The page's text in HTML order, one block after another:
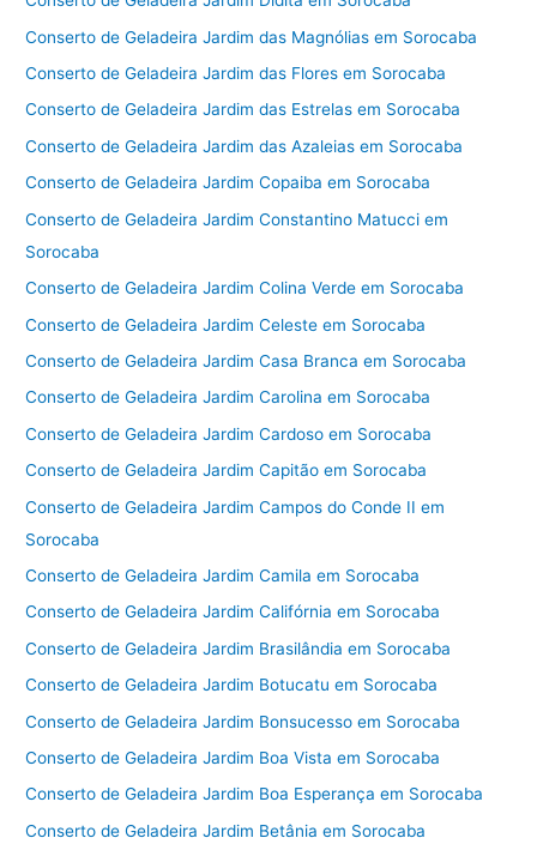
Conserto de Geladeira Jardim das Magnólias em Sorocaba
Conserto de Geladeira Jardim das Flores em Sorocaba
Conserto de Geladeira Jardim das Estrelas em Sorocaba
Conserto de Geladeira Jardim das Azaleias em Sorocaba
Conserto de Geladeira Jardim Copaiba em Sorocaba
Conserto de Geladeira Jardim Constantino Matucci em
Sorocaba
Conserto de Geladeira Jardim Colina Verde em Sorocaba
Conserto de Geladeira Jardim Celeste em Sorocaba
Conserto de Geladeira Jardim Casa Branca em Sorocaba
Conserto de Geladeira Jardim Carolina em Sorocaba
Conserto de Geladeira Jardim Cardoso em Sorocaba
Conserto de Geladeira Jardim Capitão em Sorocaba
Conserto de Geladeira Jardim Campos do Conde II em
Sorocaba
Conserto de Geladeira Jardim Camila em Sorocaba
Conserto de Geladeira Jardim Califórnia em Sorocaba
Conserto de Geladeira Jardim Brasilândia em Sorocaba
Conserto de Geladeira Jardim Botucatu em Sorocaba
Conserto de Geladeira Jardim Bonsucesso em Sorocaba
Conserto de Geladeira Jardim Boa Vista em Sorocaba
Conserto de Geladeira Jardim Boa Esperança em Sorocaba
Conserto de Geladeira Jardim Betânia em Sorocaba